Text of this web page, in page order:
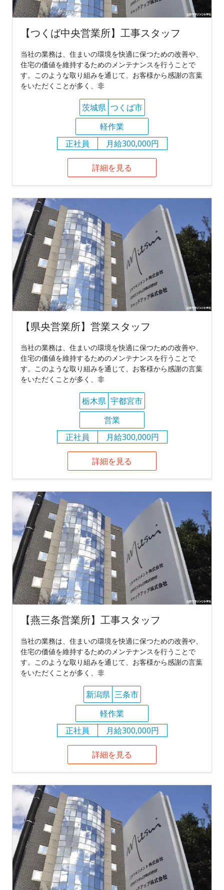
【つくば中央営業所】工事スタッフ
当社の業務は、住まいの環境を快適に保つための改善や、
住宅の価値を維持するためのメンテナンスを行うことで
す。このような取り組みを通じて、お客様から感謝の言葉
をいただくことが多く、非
茨城県 つくば市
軽作業
正社員
月給300,000円
詳細を見る
【県央営業所】営業スタッフ
当社の業務は、住まいの環境を快適に保つための改善や、
住宅の価値を維持するためのメンテナンスを行うことで
す。このような取り組みを通じて、お客様から感謝の言葉
をいただくことが多く、非
栃木県 宇都宮市
営業
正社員
月給300,000円
詳細を見る
【燕三条営業所】工事スタッフ
当社の業務は、住まいの環境を快適に保つための改善や、
住宅の価値を維持するためのメンテナンスを行うことで
す。このような取り組みを通じて、お客様から感謝の言葉
をいただくことが多く、非
新潟県 三条市
軽作業
正社員
月給300,000円
詳細を見る